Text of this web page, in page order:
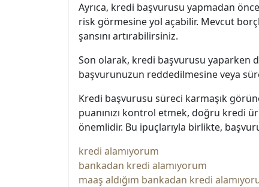
Ayrıca, kredi başvurusu yapmadan
risk görmesine yol açabilir. Mevcut
şansını artırabilirsiniz.
Son olarak, kredi başvurusu yaparken
başvurunuzun reddedilmesine veya
Kredi başvurusu süreci karmaşık
puanınızı kontrol etmek, doğru kredi
önemlidir. Bu ipuçlarıyla birlikte,
kredi alamıyorum
bankadan kredi alamıyorum
maaş aldığım bankadan kredi